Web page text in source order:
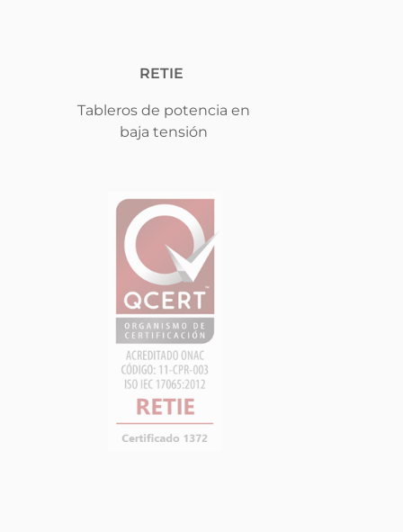
RETIE
Tableros de potencia en
baja tensión